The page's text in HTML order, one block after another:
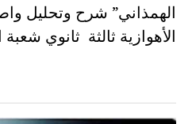
الهمذاني” شرح وتحليل
الأهوازية ثالثة ثانوي شعبة